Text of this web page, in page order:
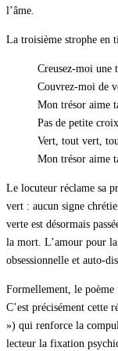
l’âme.
La troisième strophe en
Creusez-moi une
Couvrez-moi de
Mon trésor aime
Pas de petite
Vert, tout vert,
Mon trésor aime
Le locuteur réclame sa
vert : aucun signe
verte est désormais
la mort. L’amour pour
obsessionnelle et auto-
Formellement, le poème
C’est précisément cette
») qui renforce la
lecteur la fixation